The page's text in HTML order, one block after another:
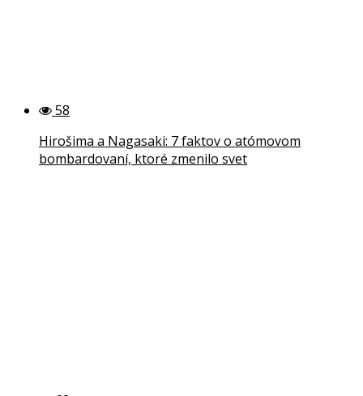
58
Hirošima a Nagasaki: 7 faktov o atómovom
bombardovaní, ktoré zmenilo svet